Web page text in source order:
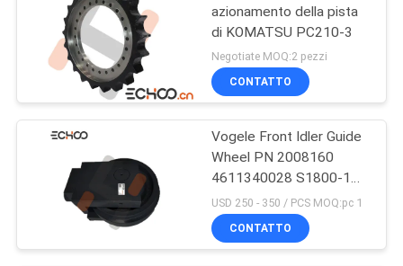
azionamento della pista
di KOMATSU PC210-3
Negotiate MOQ:2 pezzi
CONTATTO
Vogele Front Idler Guide
Wheel PN 2008160
4611340028 S1800-1
eccellenti
USD 250 - 350 / PCS MOQ:pc 1
CONTATTO